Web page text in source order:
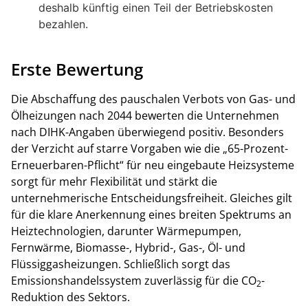
deshalb künftig einen Teil der Betriebskosten
bezahlen.
Erste Bewertung
Die Abschaffung des pauschalen Verbots von Gas- und
Ölheizungen nach 2044 bewerten die Unternehmen
nach DIHK-Angaben überwiegend positiv. Besonders
der Verzicht auf starre Vorgaben wie die „65-Prozent-
Erneuerbaren-Pflicht“ für neu eingebaute Heizsysteme
sorgt für mehr Flexibilität und stärkt die
unternehmerische Entscheidungsfreiheit. Gleiches gilt
für die klare Anerkennung eines breiten Spektrums an
Heiztechnologien, darunter Wärmepumpen,
Fernwärme, Biomasse-, Hybrid-, Gas-, Öl- und
Flüssiggasheizungen. Schließlich sorgt das
Emissionshandelssystem zuverlässig für die CO2-
Reduktion des Sektors.